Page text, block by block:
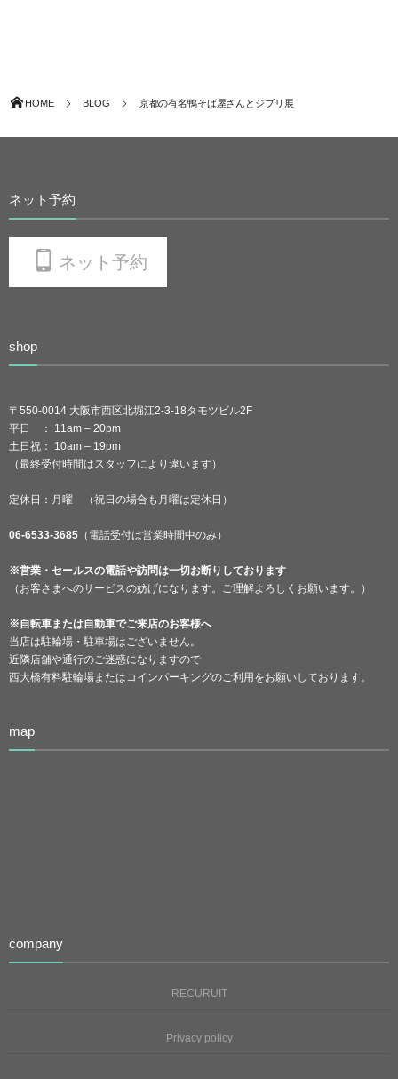
HOME BLOG 京都の有名鴨そば屋さんとジブリ展
ネット予約
ネット予約
shop
〒550-0014 大阪市西区北堀江2-3-18タモツビル2F
平日 ： 11am – 20pm
土日祝： 10am – 19pm
（最終受付時間はスタッフにより違います）
定休日：月曜 （祝日の場合も月曜は定休日）
06-6533-3685 （電話受付は営業時間中のみ）
※営業・セールスの電話や訪問は一切お断りしております
（お客さまへのサービスの妨げになります。ご理解よろしくお願います。）
※自転車または自動車でご来店のお客様へ
当店は駐輪場・駐車場はございません。
近隣店舗や通行のご迷惑になりますので
西大橋有料駐輪場またはコインパーキングのご利用をお願いしております。
map
company
RECURUIT
Privacy policy